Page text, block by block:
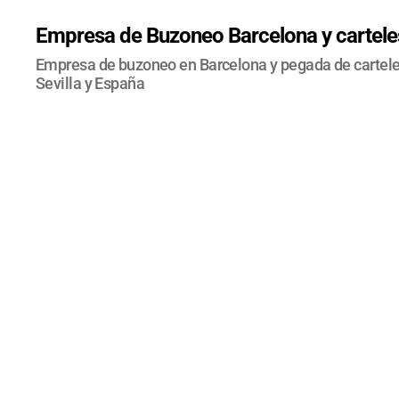
Empresa de Buzoneo Barcelona y
Empresa de buzoneo en Barcelona y pegada de
Sevilla y España